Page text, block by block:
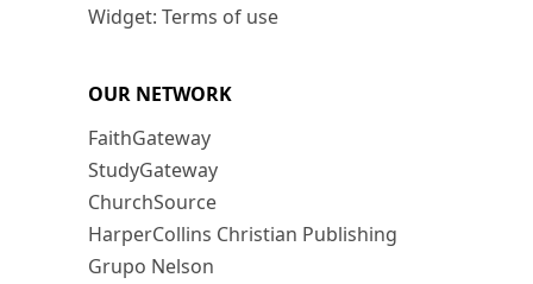
Widget: Terms of use
OUR NETWORK
FaithGateway
StudyGateway
ChurchSource
HarperCollins Christian Publishing
Grupo Nelson